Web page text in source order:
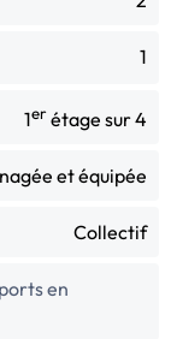
1
1erétage sur 4
et équipée
Collectif
en